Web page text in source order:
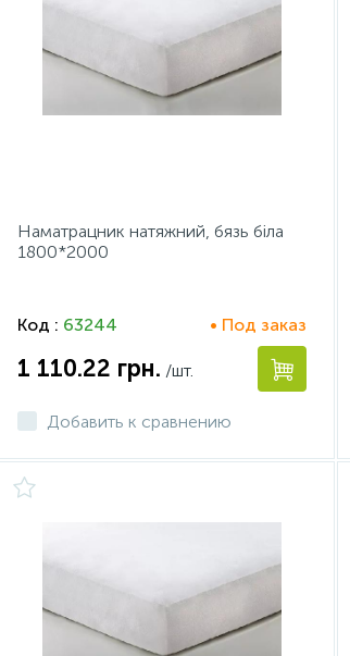
Наматрацник натяжний, бязь біла
1800*2000
Код : 63244 • Под заказ
1 110.22 грн. /шт.
Добавить к сравнению